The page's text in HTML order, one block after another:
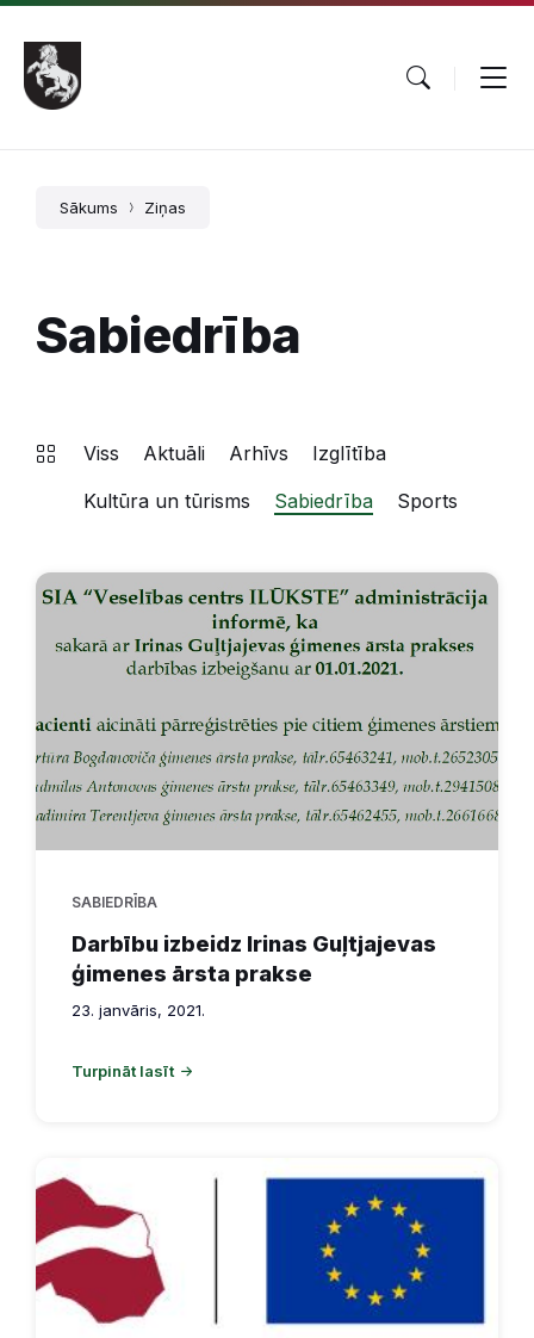
Pāriet
saturu
Skip
main
navigation
Skip
footer
Sākums Ziņas
Sabiedrība
Viss Aktuāli Arhīvs
Izglītība
Kultūra un tūrisms
Sabiedrība Sports
SABIEDRĪBA
Darbību izbeidz Irinas Guļtjajevas
ģimenes ārsta prakse
23. janvāris, 2021.
Turpināt lasīt